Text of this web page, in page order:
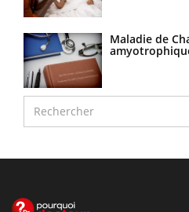
Maladie de